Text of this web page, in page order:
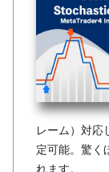
レーム）対応
定可能。驚く
れます。